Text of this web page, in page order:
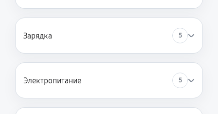
Зарядка 5
Электропитание 5